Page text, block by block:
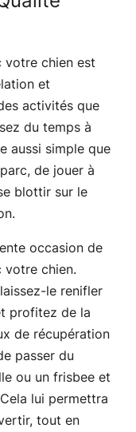
votre chien est
et
activités que
du temps à
aussi simple que
de jouer à
blottir sur le
occasion de
votre chien.
le renifler
profitez de la
de récupération
passer du
ou un frisbee et
lui permettra
tout en